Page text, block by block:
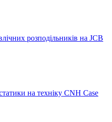
розподільників на JCB
на техніку CNH Case